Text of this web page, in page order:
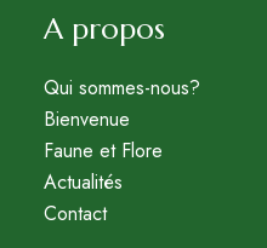
A propos
Qui sommes-nous?
Bienvenue
Faune et Flore
Actualités
Contact